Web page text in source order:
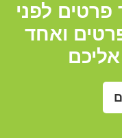
פרטים לפני
ואחד
אליכם